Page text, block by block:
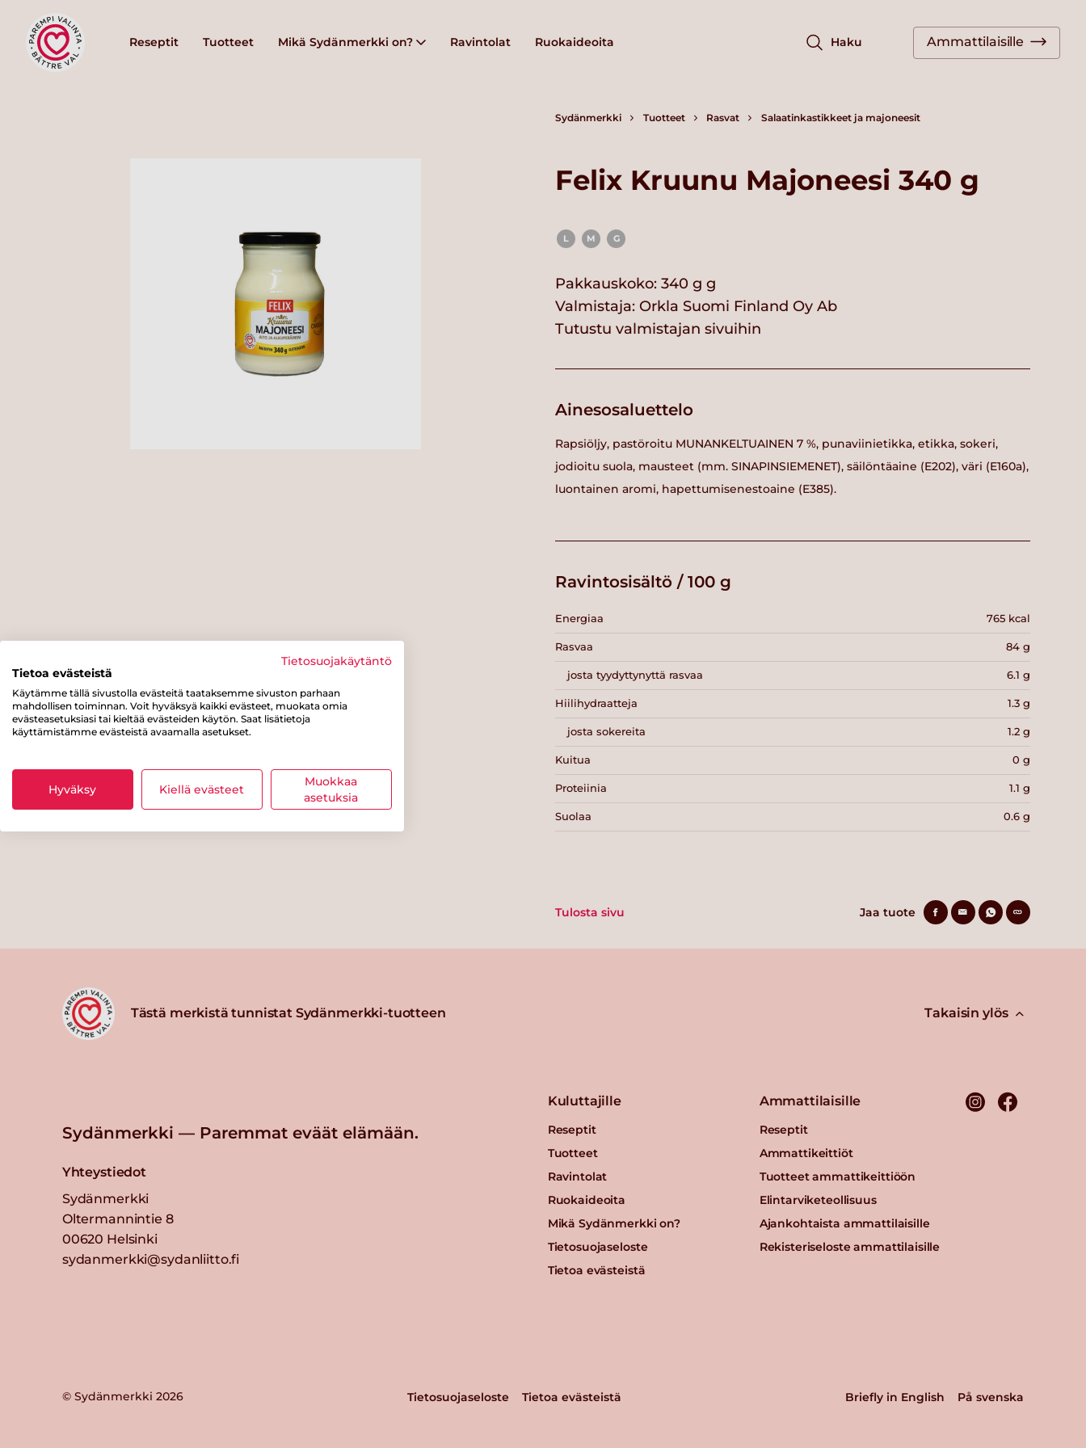
Reseptit Tuotteet Mikä Sydänmerkki on? Ravintolat Ruokaideoita Haku Ammattilaisille
Sydänmerkki Tuotteet Rasvat Salaatinkastikkeet ja majoneesit
Felix Kruunu Majoneesi 340 g
L M G
Pakkauskoko: 340 g g
Valmistaja: Orkla Suomi Finland Oy Ab
Tutustu valmistajan sivuihin
Ainesosaluettelo
Rapsiöljy, pastöroitu MUNANKELTUAINEN 7 %, punaviinietikka, etikka, sokeri,
jodioitu suola, mausteet (mm. SINAPINSIEMENET), säilöntäaine (E202), väri (E160a),
luontainen aromi, hapettumisenestoaine (E385).
Ravintosisältö / 100 g
Energiaa 765 kcal
Rasvaa 84 g
josta tyydyttynyttä rasvaa 6.1 g
Hiilihydraatteja 1.3 g
josta sokereita 1.2 g
Kuitua 0 g
Proteiinia 1.1 g
Suolaa 0.6 g
Tulosta sivu Jaa tuote
Tästä merkistä tunnistat Sydänmerkki-tuotteen Takaisin ylös
Sydänmerkki — Paremmat eväät elämään.
Yhteystiedot
Sydänmerkki
Oltermannintie 8
00620 Helsinki
sydanmerkki@sydanliitto.fi
Kuluttajille
Reseptit
Tuotteet
Ravintolat
Ruokaideoita
Mikä Sydänmerkki on?
Tietosuojaseloste
Tietoa evästeistä
Ammattilaisille
Reseptit
Ammattikeittiöt
Tuotteet ammattikeittiöön
Elintarviketeollisuus
Ajankohtaista ammattilaisille
Rekisteriseloste ammattilaisille
© Sydänmerkki 2026 Tietosuojaseloste Tietoa evästeistä Briefly in English På svenska
Tietosuojakäytäntö
Tietoa evästeistä
Käytämme tällä sivustolla evästeitä taataksemme sivuston parhaan
mahdollisen toiminnan. Voit hyväksyä kaikki evästeet, muokata omia
evästeasetuksiasi tai kieltää evästeiden käytön. Saat lisätietoja
käyttämistämme evästeistä avaamalla asetukset.
Hyväksy Kiellä evästeet
Muokkaa
asetuksia